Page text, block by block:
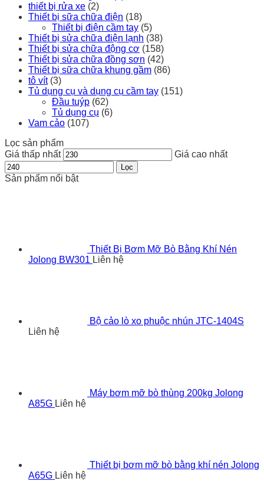
thiết bị rửa xe (2)
Thiết bị sữa chữa điện (18)
Thiết bị điện cầm tay (5)
Thiết bị sửa chữa điện lạnh (38)
Thiết bị sửa chữa động cơ (158)
Thiết bị sửa chữa đồng sơn (42)
Thiết bị sữa chữa khung gầm (86)
tô vít (3)
Tủ dụng cụ và dụng cụ cầm tay (151)
Đầu tuýp (62)
Tủ dụng cụ (6)
Vam cảo (107)
Lọc sản phẩm
Giá thấp nhất
Giá cao nhất
Lọc
Sản phẩm nổi bật
Thiết Bị Bơm Mỡ Bò Bằng Khí Nén
Jolong BW301 Liên hệ
Bộ cảo lò xo phuộc nhún JTC-1404S
Liên hệ
Máy bơm mỡ bò thùng 200kg Jolong
A85G Liên hệ
Thiết bị bơm mỡ bò bằng khí nén Jolong
A65G Liên hệ